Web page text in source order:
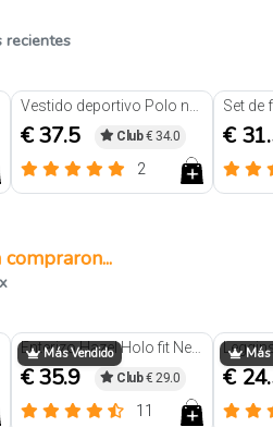
recientes
€ 37.5 Club€ 34.0
2
€
Más Vendido Enterizo Hazel Holo fit Negro
€ 35.9 Club€ 29.0
11
Más
€